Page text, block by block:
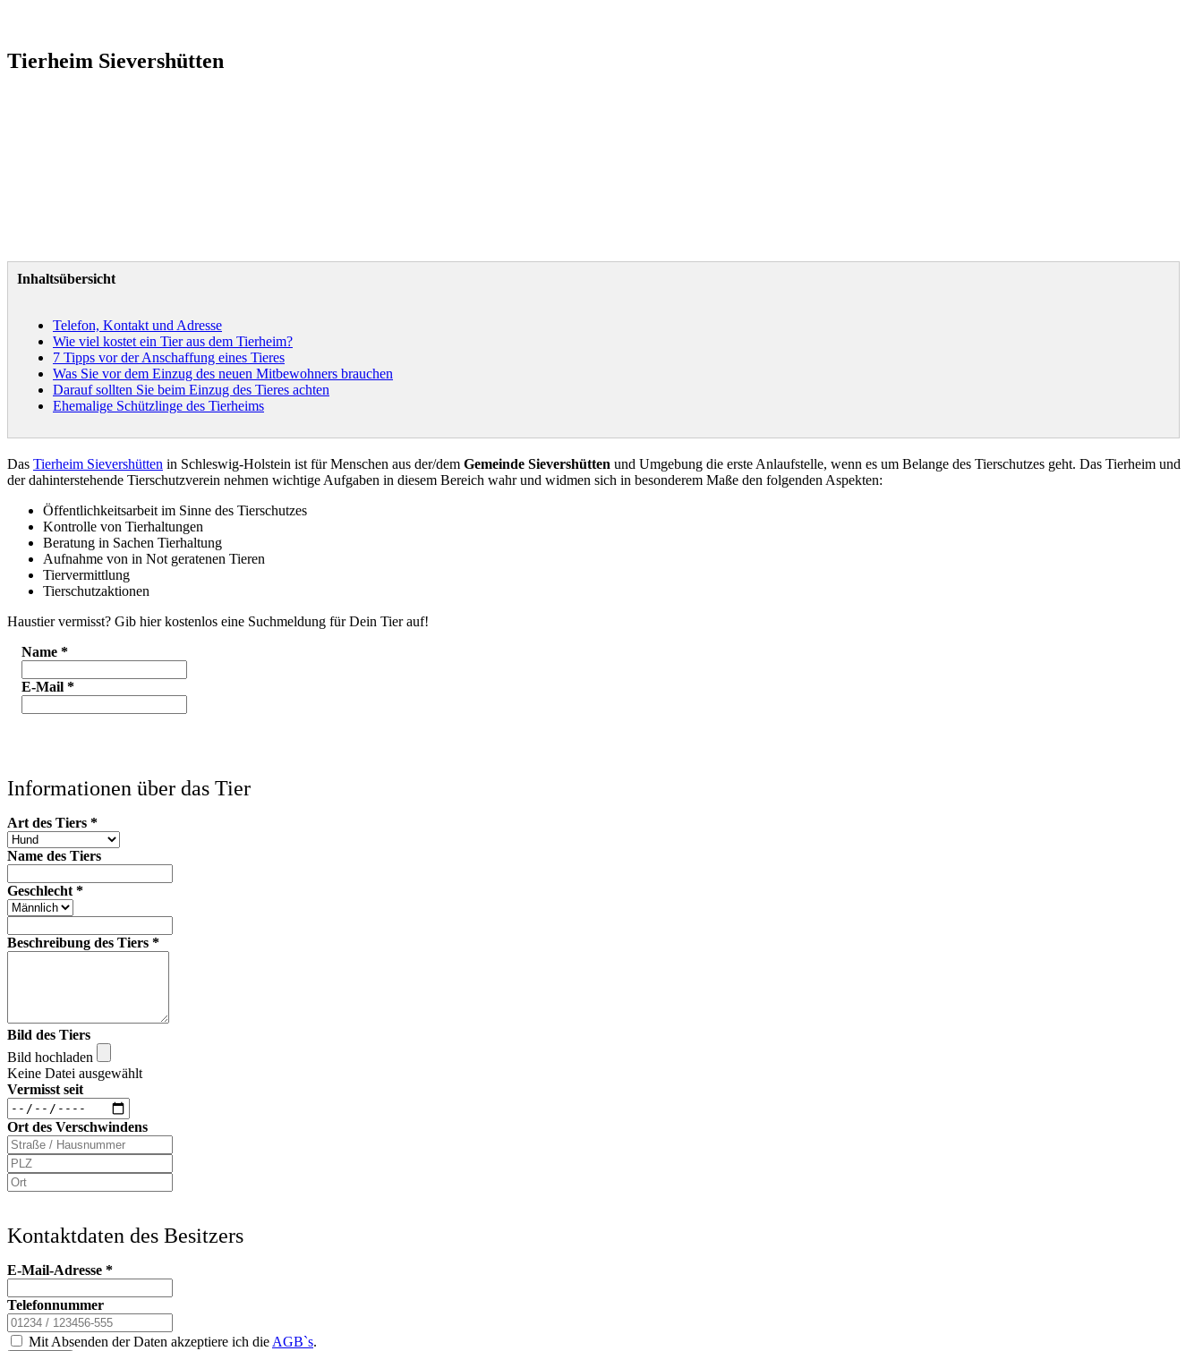
Tierheim Sievershütten
Inhaltsübersicht
Telefon, Kontakt und Adresse
Wie viel kostet ein Tier aus dem Tierheim?
7 Tipps vor der Anschaffung eines Tieres
Was Sie vor dem Einzug des neuen Mitbewohners brauchen
Darauf sollten Sie beim Einzug des Tieres achten
Ehemalige Schützlinge des Tierheims
Das Tierheim Sievershütten in Schleswig-Holstein ist für Menschen aus der/dem Gemeinde Sievershütten und Umgebung die erste Anlaufstelle, wenn es um Belange des Tierschutzes geht. Das Tierheim und
der dahinterstehende Tierschutzverein nehmen wichtige Aufgaben in diesem Bereich wahr und widmen sich in besonderem Maße den folgenden Aspekten:
Öffentlichkeitsarbeit im Sinne des Tierschutzes
Kontrolle von Tierhaltungen
Beratung in Sachen Tierhaltung
Aufnahme von in Not geratenen Tieren
Tiervermittlung
Tierschutzaktionen
Haustier vermisst? Gib hier kostenlos eine Suchmeldung für Dein Tier auf!
Name *
E-Mail *
Informationen über das Tier
Art des Tiers *
Name des Tiers
Geschlecht *
Beschreibung des Tiers *
Bild des Tiers
Bild hochladen
Keine Datei ausgewählt
Vermisst seit
Ort des Verschwindens
Kontaktdaten des Besitzers
E-Mail-Adresse *
Telefonnummer
Mit Absenden der Daten akzeptiere ich die AGB`s.